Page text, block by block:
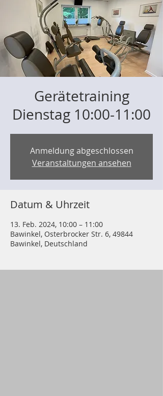
Gerätetraining
Dienstag 10:00-11:00
Anmeldung abgeschlossen
Veranstaltungen ansehen
Datum & Uhrzeit
13. Feb. 2024, 10:00 – 11:00
Bawinkel, Osterbrocker Str. 6, 49844
Bawinkel, Deutschland